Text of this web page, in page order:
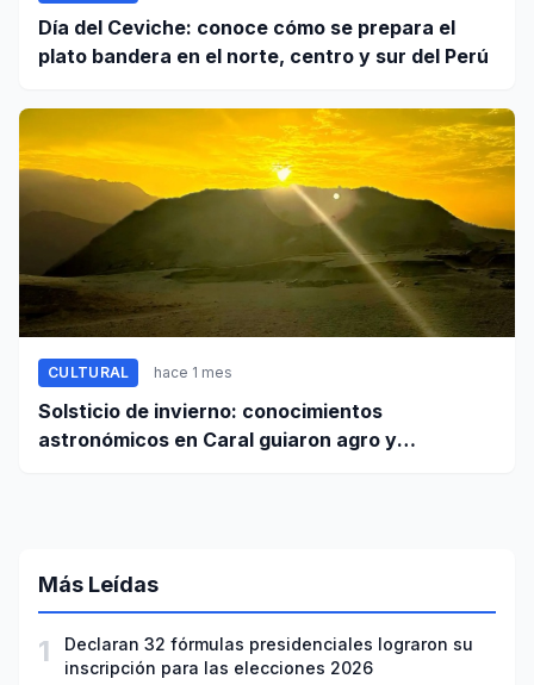
Día del Ceviche: conoce cómo se prepara el
plato bandera en el norte, centro y sur del Perú
CULTURAL hace 1 mes
Solsticio de invierno: conocimientos
astronómicos en Caral guiaron agro y
Más Leídas
1
Declaran 32 fórmulas presidenciales lograron su
inscripción para las elecciones 2026